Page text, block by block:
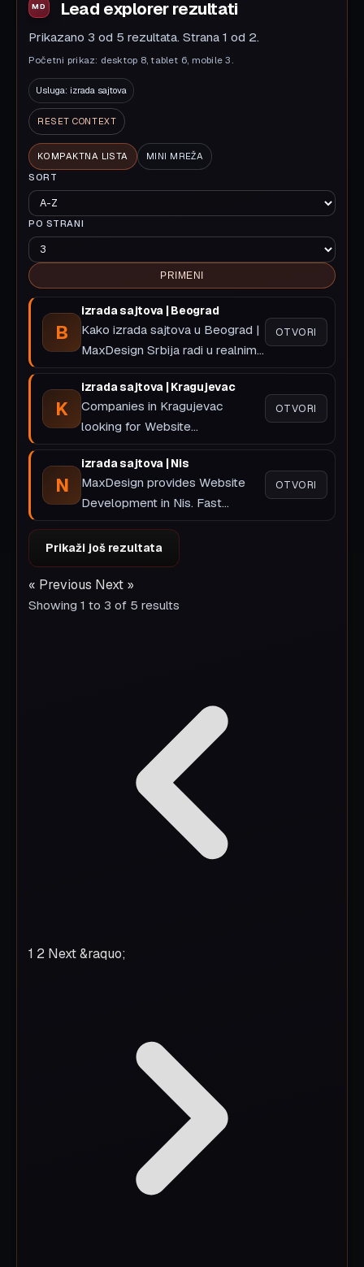
Lead explorer rezultati
Prikazano 3 od 5 rezultata. Strana 1 od 2.
Početni prikaz: desktop 8, tablet 6, mobile 3.
Usluga: izrada sajtova
RESET CONTEXT
KOMPAKTNA LISTA
MINI MREŽA
SORT
PO STRANI
PRIMENI
B
izrada sajtova | Beograd
Kako izrada sajtova u Beograd |
MaxDesign Srbija radi u realnim
projektima: redosled kor...
OTVORI
K
izrada sajtova | Kragujevac
Companies in Kragujevac
looking for Website
Development get measurable
results. Fast web...
OTVORI
N
izrada sajtova | Nis
MaxDesign provides Website
Development in Nis. Fast
websites with clear structure
and SE...
OTVORI
Prikaži još rezultata
« Previous Next »
Showing 1 to 3 of 5 results
1 2 Next &raquo;